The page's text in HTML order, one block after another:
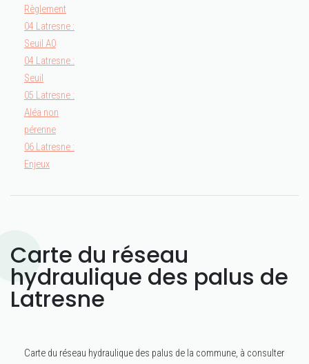
Règlement
04 Latresne :
Seuil A0
04 Latresne :
Seuil
05 Latresne :
Aléa non
pérenne
06 Latresne :
Enjeux
Carte du réseau
hydraulique des palus de
Latresne
Carte du réseau hydraulique des palus de la commune, à consulter